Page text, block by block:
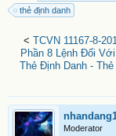
thẻ định danh
< TCVN 11167-8-
Phần 8 Lệnh Đối
Thẻ Định Danh -
Moderator